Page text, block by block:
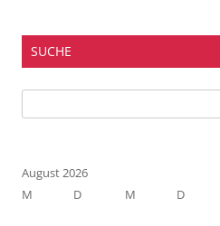
SUCHE
nach:
August 2026
M
D M D